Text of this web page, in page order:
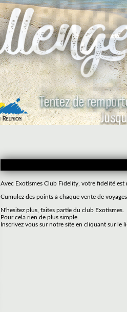
Avec Exotismes Club Fidelity, votre fidelité est
Cumulez des points à chaque vente de
N'hesitez plus, faites partie du club Exotismes.
Pour cela rien de plus simple.
Inscrivez vous sur notre site en cliquant sur le